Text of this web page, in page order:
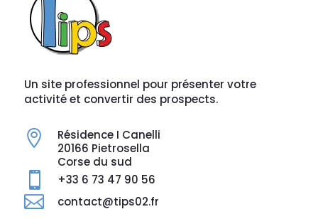
Un site professionnel pour présenter votre
activité et convertir des prospects.

Résidence I Canelli
20166 Pietrosella
Corse du sud
 +33 6 73 47 90 56
 contact@tips02.fr